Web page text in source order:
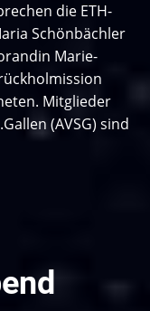
die ETH-
Schönbächler
Marie-
Mitglieder
(AVSG) sind